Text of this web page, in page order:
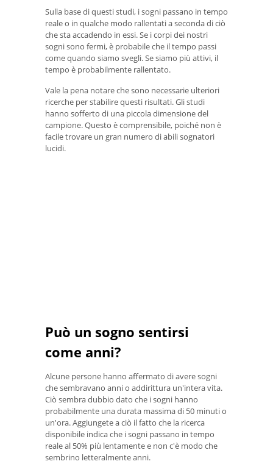
Sulla base di questi studi, i sogni passano in tempo
reale o in qualche modo rallentati a seconda di ciò
che sta accadendo in essi. Se i corpi dei nostri
sogni sono fermi, è probabile che il tempo passi
come quando siamo svegli. Se siamo più attivi, il
tempo è probabilmente rallentato.
Vale la pena notare che sono necessarie ulteriori
ricerche per stabilire questi risultati. Gli studi
hanno sofferto di una piccola dimensione del
campione. Questo è comprensibile, poiché non è
facile trovare un gran numero di abili sognatori
lucidi.
Può un sogno sentirsi
come anni?
Alcune persone hanno affermato di avere sogni
che sembravano anni o addirittura un'intera vita.
Ciò sembra dubbio dato che i sogni hanno
probabilmente una durata massima di 50 minuti o
un'ora. Aggiungete a ciò il fatto che la ricerca
disponibile indica che i sogni passano in tempo
reale al 50% più lentamente e non c'è modo che
sembrino letteralmente anni.